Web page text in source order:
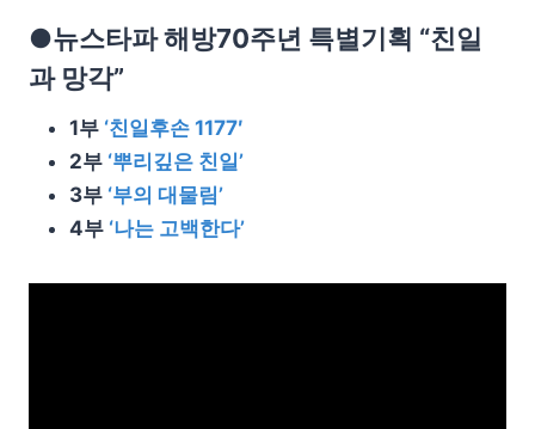
●뉴스타파 해방70주년 특별기획 “친일
과 망각”
1부 ‘친일후손 1177′
2부 ‘뿌리깊은 친일’
3부 ‘부의 대물림’
4부 ‘나는 고백한다’